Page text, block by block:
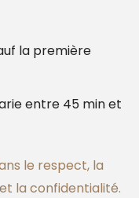
la première
entre 45 min et
le respect, la
la confidentialité.